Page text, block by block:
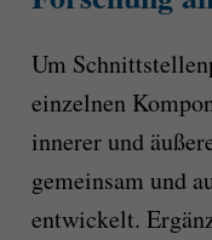
Um
einzelnen
innerer und
gemeinsam und
entwickelt.